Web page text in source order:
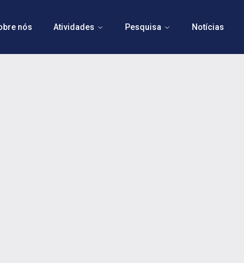
nós Atividades Pesquisa Notícias